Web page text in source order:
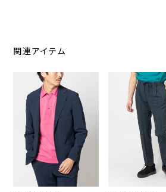
関連アイテム